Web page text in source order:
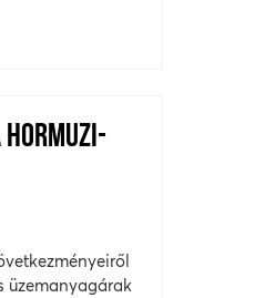
HORMUZI-
üzemanyagárak